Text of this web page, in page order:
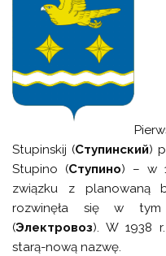
Stupinskij (Ступинский)
Stupino (Ступино) – w
związku z planowaną
rozwinęła się w tym
(Электровоз). W 1938
starą-nową nazwę.